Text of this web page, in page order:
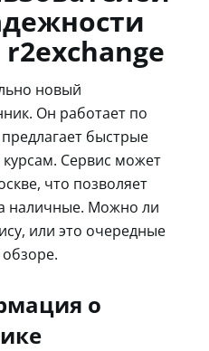
новый
Он работает по
быстрые
Сервис может
что позволяет
наличные. Можно ли
или это очередные
о